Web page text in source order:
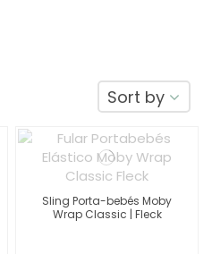
Sort by
Sling Porta-bebés Moby
Wrap Classic | Fleck